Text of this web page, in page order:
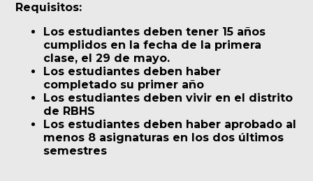
Requisitos:
Los estudiantes deben tener 15 años
cumplidos en la fecha de la primera
clase, el 29 de mayo.
Los estudiantes deben haber
completado su primer año
Los estudiantes deben vivir en el distrito
de RBHS
Los estudiantes deben haber aprobado al
menos 8 asignaturas en los dos últimos
semestres